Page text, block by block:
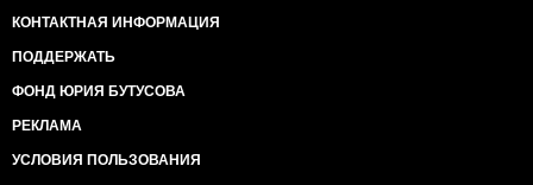
КОНТАКТНАЯ ИНФОРМАЦИЯ
ПОДДЕРЖАТЬ
ФОНД ЮРИЯ БУТУСОВА
РЕКЛАМА
УСЛОВИЯ ПОЛЬЗОВАНИЯ